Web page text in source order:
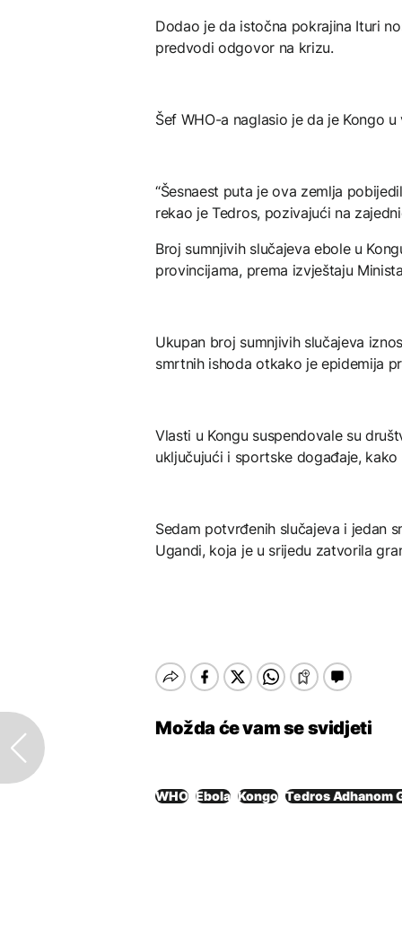
Dodao je da istočna pokrajina Ituri
predvodi odgovor na krizu.
Šef WHO-a naglasio je da je Kongo
“Šesnaest puta je ova zemlja
rekao je Tedros, pozivajući na
Broj sumnjivih slučajeva ebole u
provincijama, prema izvještaju
Ukupan broj sumnjivih slučajeva
smrtnih ishoda otkako je epidemija
Vlasti u Kongu suspendovale su
uključujući i sportske događaje,
Sedam potvrđenih slučajeva i jedan
Ugandi, koja je u srijedu zatvorila
Možda će vam se svidjeti
WHO Ebola Kongo Tedros Adhanom